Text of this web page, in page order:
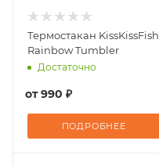
Термостакан KissKissFish
Rainbow Tumbler
Достаточно
от990 ₽
ПОДРОБНЕЕ